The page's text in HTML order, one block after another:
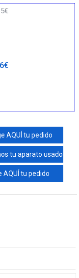
AQUÍ tu pedido
tu aparato usado
AQUÍ tu pedido